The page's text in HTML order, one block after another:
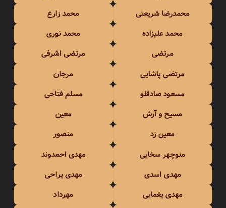
محمدرضا شریعتی
محمد زارع
محمد علیزاده
محمد نوری
مرتضی
مرتضی اشرفی
مرتضی پاشایی
مرجان
مسعود صادقلو
مسلم فتاحی
مسیح و آرش
معین
معین زد
منصور
منوچهر سخایی
مهدی احمدوند
مهدی اسدی
مهدی یراحی
مهدی یغمایی
مهرداد